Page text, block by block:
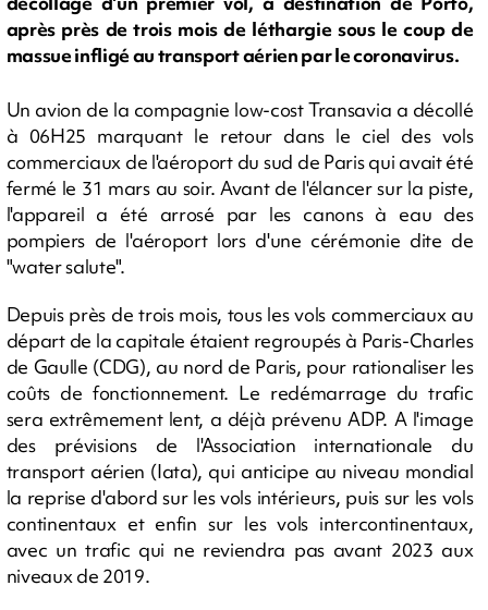
après près de trois mois de léthargie sous le coup de
massue infligé au transport aérien par le coronavirus.
Un avion de la compagnie low-cost Transavia a décollé
à 06H25 marquant le retour dans le ciel des vols
commerciaux de l'aéroport du sud de Paris qui avait été
fermé le 31 mars au soir. Avant de l'élancer sur la piste,
l'appareil a été arrosé par les canons à eau des
pompiers de l'aéroport lors d'une cérémonie dite de
"water salute".
Depuis près de trois mois, tous les vols commerciaux au
départ de la capitale étaient regroupés à Paris-Charles
de Gaulle (CDG), au nord de Paris, pour rationaliser les
coûts de fonctionnement. Le redémarrage du trafic
sera extrêmement lent, a déjà prévenu ADP. A l'image
des prévisions de l'Association internationale du
transport aérien (Iata), qui anticipe au niveau mondial
la reprise d'abord sur les vols intérieurs, puis sur les vols
continentaux et enfin sur les vols intercontinentaux,
avec un trafic qui ne reviendra pas avant 2023 aux
niveaux de 2019.